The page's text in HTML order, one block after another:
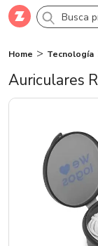
Comprar
Categorías
Novedades
Campañas
Logo 24hs
Auriculares
Home Tecnología